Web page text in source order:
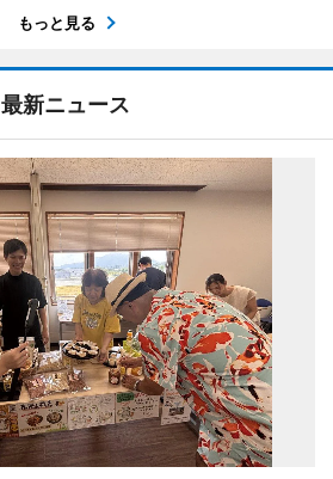
もっと見る
最新ニュース